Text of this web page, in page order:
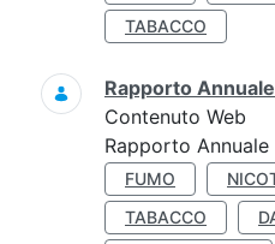
TABACCO
Rapporto
Contenuto Web
Rapporto Annuale
FUMO
TABACCO